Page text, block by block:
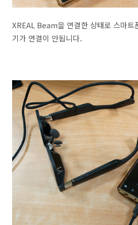
XREAL Beam을 연결한 상태로 스마트
기가 연결이 안됩니다.